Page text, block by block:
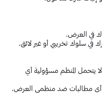
في العرض.
في سلوك تخريبي أو غير لائق.
يتحمل المنظم مسؤولية أي
أي مطالبات ضد منظمي العرض.